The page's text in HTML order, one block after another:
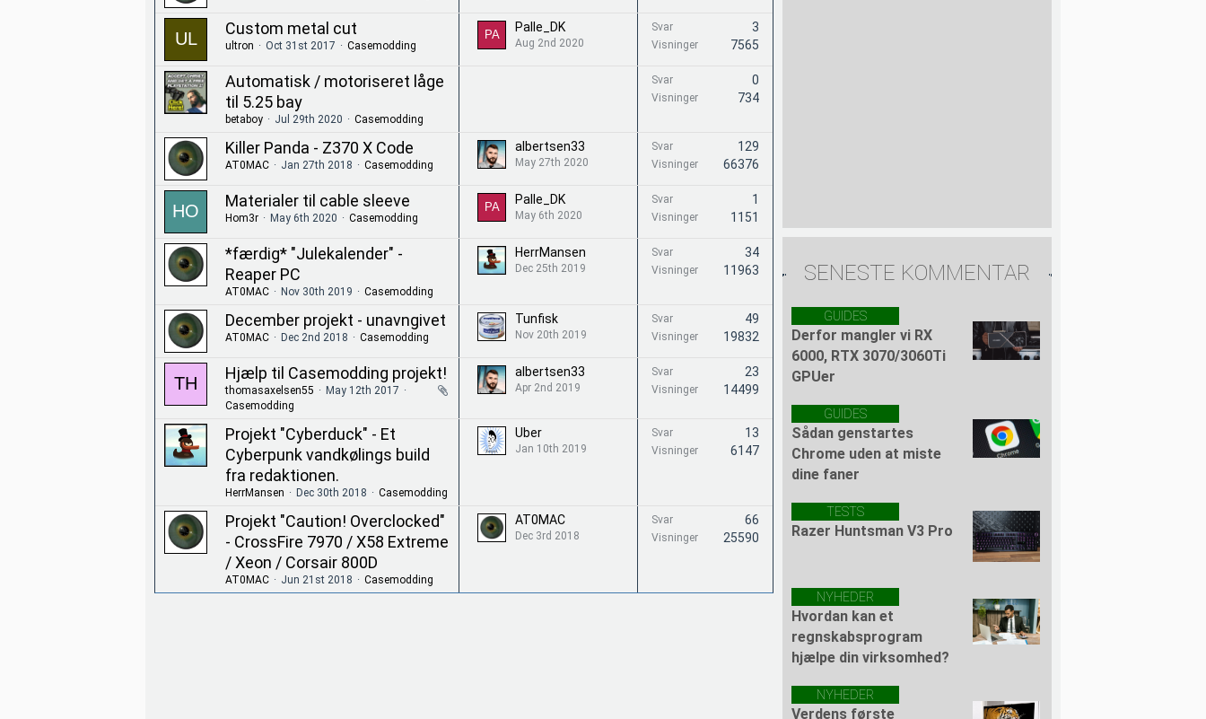
Custom metal cut
ultron Oct 31st 2017 Casemodding
Palle_DK
Aug 2nd 2020
Svar 3
Visninger 7565
Automatisk / motoriseret låge
til 5.25 bay
betaboy Jul 29th 2020 Casemodding
Svar 0
Visninger 734
Killer Panda - Z370 X Code
AT0MAC Jan 27th 2018 Casemodding
albertsen33
May 27th 2020
Svar 129
Visninger 66376
Materialer til cable sleeve
Hom3r May 6th 2020 Casemodding
Palle_DK
May 6th 2020
Svar 1
Visninger 1151
*færdig* "Julekalender" -
Reaper PC
AT0MAC Nov 30th 2019 Casemodding
HerrMansen
Dec 25th 2019
Svar 34
Visninger 11963
December projekt - unavngivet
AT0MAC Dec 2nd 2018 Casemodding
Tunfisk
Nov 20th 2019
Svar 49
Visninger 19832
Hjælp til Casemodding projekt!
thomasaxelsen55
May 12th 2017
Casemodding
albertsen33
Apr 2nd 2019
Svar 23
Visninger 14499
Projekt "Cyberduck" - Et
Cyberpunk vandkølings build
fra redaktionen.
HerrMansen Dec 30th 2018 Casemodding
Uber
Jan 10th 2019
Svar 13
Visninger 6147
Projekt "Caution! Overclocked"
- CrossFire 7970 / X58 Extreme
/ Xeon / Corsair 800D
AT0MAC Jun 21st 2018 Casemodding
AT0MAC
Dec 3rd 2018
Svar 66
Visninger 25590
SENESTE KOMMENTAR
GUIDES
Derfor mangler vi RX
6000, RTX 3070/3060Ti
GPUer
GUIDES
Sådan genstartes
Chrome uden at miste
dine faner
TESTS
Razer Huntsman V3 Pro
NYHEDER
Hvordan kan et
regnskabsprogram
hjælpe din virksomhed?
NYHEDER
Verdens første